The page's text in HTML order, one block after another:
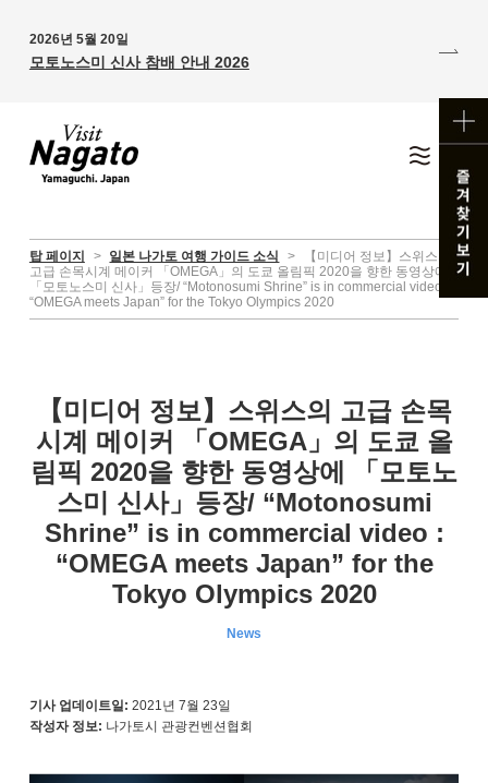
2026년 5월 20일
모토노스미 신사 참배 안내 2026
탑 페이지 > 일본 나가토 여행 가이드 소식 >
【미디어 정보】스위스의
고급 손목시계 메이커 「OMEGA」의 도쿄 올림픽 2020을 향한 동영상에
「모토노스미 신사」등장/ “Motonosumi Shrine” is in commercial video :
“OMEGA meets Japan” for the Tokyo Olympics 2020
【미디어 정보】스위스의 고급 손목
시계 메이커 「OMEGA」의 도쿄 올
림픽 2020을 향한 동영상에 「모토노
스미 신사」등장/ “Motonosumi
Shrine” is in commercial video :
“OMEGA meets Japan” for the
Tokyo Olympics 2020
News
기사 업데이트일: 2021년 7월 23일
작성자 정보: 나가토시 관광컨벤션협회